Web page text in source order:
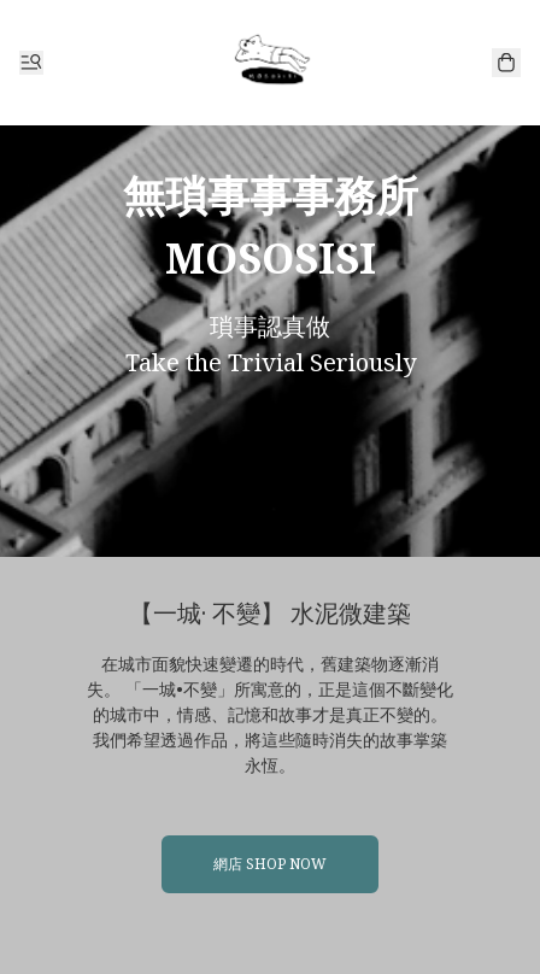
無瑣事事事務所
MOSOSISI
瑣事認真做
Take the Trivial Seriously
【一城· 不變】 水泥微建築
在城市面貌快速變遷的時代，舊建築物逐漸消
失。 「一城•不變」所寓意的，正是這個不斷變化
的城市中，情感、記憶和故事才是真正不變的。
我們希望透過作品，將這些隨時消失的故事掌築
永恆。
網店 SHOP NOW